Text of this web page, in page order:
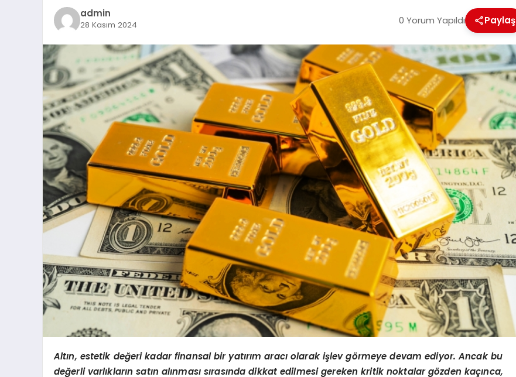
admin
28 Kasım 2024 0 Yorum Yapıldı Paylaş
Altın, estetik değeri kadar finansal bir yatırım aracı olarak işlev görmeye devam ediyor. Ancak bu
değerli varlıkların satın alınması sırasında dikkat edilmesi gereken kritik noktalar gözden kaçınca,